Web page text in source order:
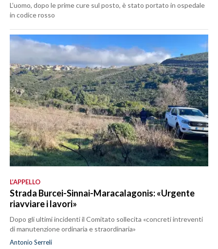
L’uomo, dopo le prime cure sul posto, è stato portato in ospedale
in codice rosso
L’APPELLO
Strada Burcei-Sinnai-Maracalagonis: «Urgente
riavviare i lavori»
Dopo gli ultimi incidenti il Comitato sollecita «concreti intreventi
di manutenzione ordinaria e straordinaria»
Antonio Serreli